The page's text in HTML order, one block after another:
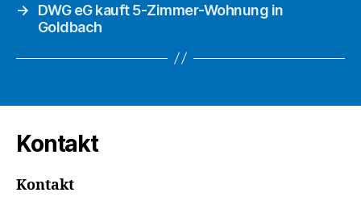
→
DWG eG kauft 5-Zimmer-Wohnung in
Goldbach
Kontakt
Kontakt